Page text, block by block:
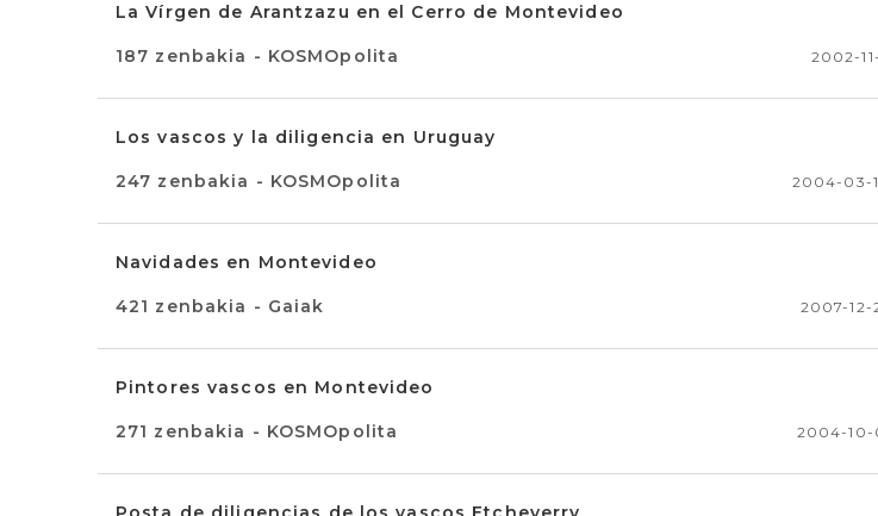
La Vírgen de Arantzazu en el Cerro de Montevideo
187 zenbakia - KOSMOpolita 2002-
Los vascos y la diligencia en Uruguay
247 zenbakia - KOSMOpolita 2004-03-
Navidades en Montevideo
421 zenbakia - Gaiak 2007-
Pintores vascos en Montevideo
271 zenbakia - KOSMOpolita 2004-10-